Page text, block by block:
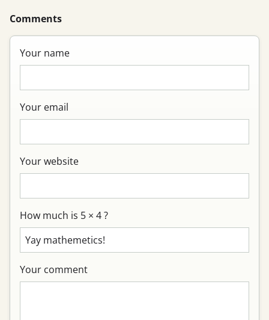
Comments
Your name
Your email
Your website
How much is 5 × 4 ?
Your comment